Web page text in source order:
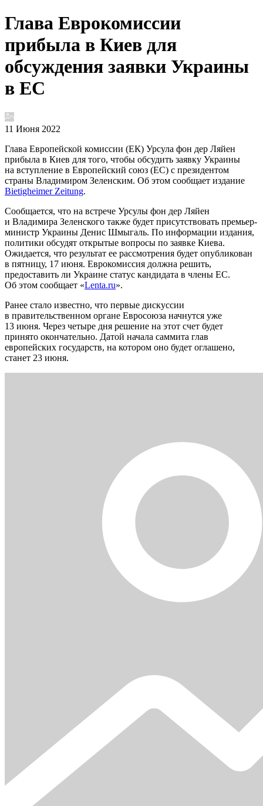
Глава Еврокомиссии
прибыла в Киев для
обсуждения заявки Украины
в ЕС
11 Июня 2022
Глава Европейской комиссии (ЕК) Урсула фон дер Ляйен
прибыла в Киев для того, чтобы обсудить заявку Украины
на вступление в Европейский союз (ЕС) с президентом
страны Владимиром Зеленским. Об этом сообщает издание
Bietigheimer Zeitung.
Сообщается, что на встрече Урсулы фон дер Ляйен
и Владимира Зеленского также будет присутствовать премьер-
министр Украины Денис Шмыгаль. По информации издания,
политики обсудят открытые вопросы по заявке Киева.
Ожидается, что результат ее рассмотрения будет опубликован
в пятницу, 17 июня. Еврокомиссия должна решить,
предоставить ли Украине статус кандидата в члены ЕС.
Об этом сообщает «Lenta.ru».
Ранее стало известно, что первые дискуссии
в правительственном органе Евросоюза начнутся уже
13 июня. Через четыре дня решение на этот счет будет
принято окончательно. Датой начала саммита глав
европейских государств, на котором оно будет оглашено,
станет 23 июня.